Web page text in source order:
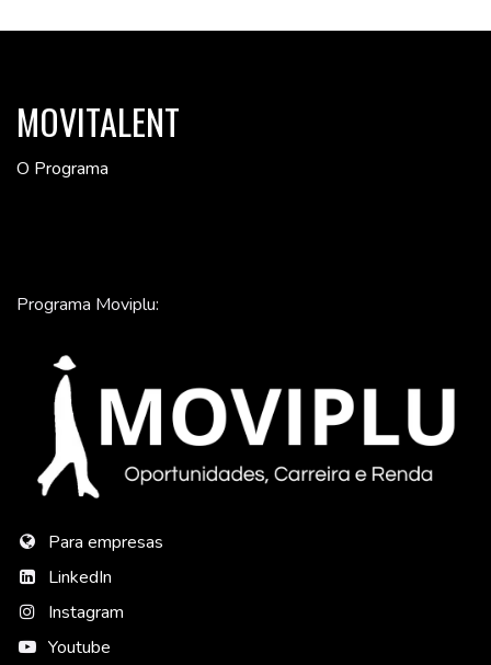
MOVITALENT
O Programa
Programa Moviplu:
Para empresas
LinkedIn
Instagram
Youtube